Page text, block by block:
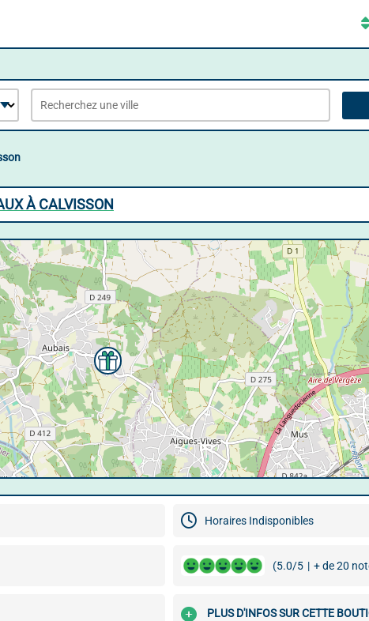
À CALVISSON
Horaires Indisponibles
(5.0/5 | + de 20
PLUS D'INFOS SUR CETTE